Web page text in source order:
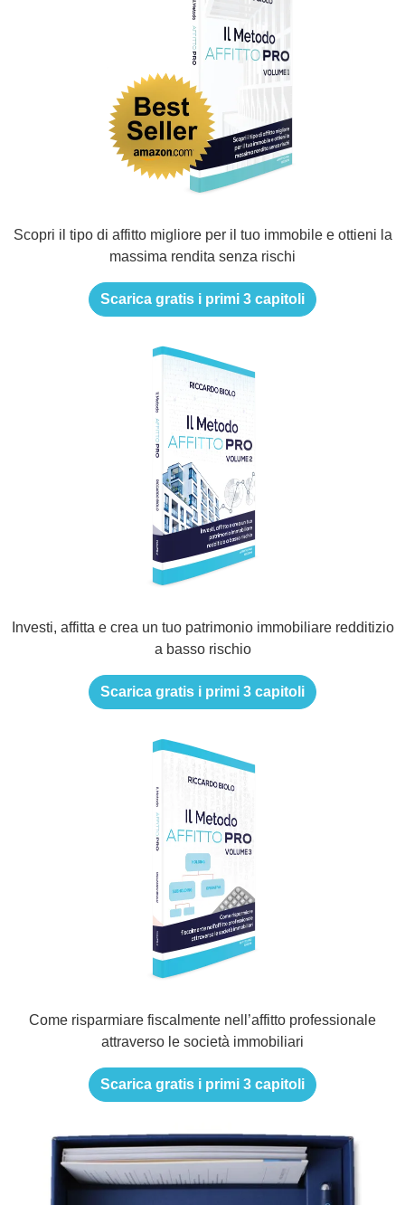
Scopri il tipo di affitto migliore per il tuo immobile e ottieni la
massima rendita senza rischi
Scarica gratis i primi 3 capitoli
Investi, affitta e crea un tuo patrimonio immobiliare redditizio
a basso rischio
Scarica gratis i primi 3 capitoli
Come risparmiare fiscalmente nell’affitto professionale
attraverso le società immobiliari
Scarica gratis i primi 3 capitoli